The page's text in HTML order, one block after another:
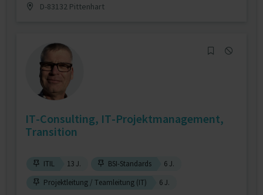
D-83132 Pittenhart
IT-Consulting, IT-Projektmanagement,
Transition
ITIL 13 J. BSI-Standards
6 J.
Projektleitung / Teamleitung (IT)
6 J.